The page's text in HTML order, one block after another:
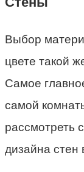
Выбор
цвете такой
Самое
самой
рассмотреть
дизайна стен